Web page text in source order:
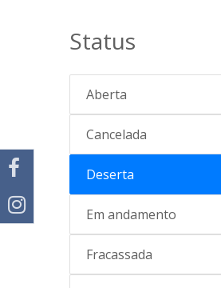
Status
Aberta
Cancelada
Deserta
Em andamento
Fracassada